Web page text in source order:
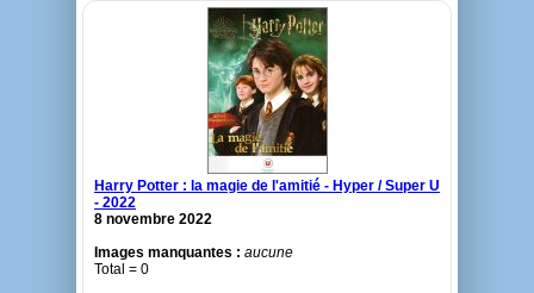
Harry Potter : la magie de l'amitié - Hyper / Super U
- 2022
8 novembre 2022
Images manquantes : aucune
Total = 0